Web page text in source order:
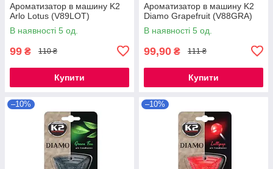
Ароматизатор в машину K2
Arlo Lotus (V89LOT)
В наявності 5 од.
99 ₴ 110 ₴
Купити
Ароматизатор в машину K2
Diamo Grapefruit (V88GRA)
В наявності 5 од.
99,90 ₴ 111 ₴
Купити
–10% –10%